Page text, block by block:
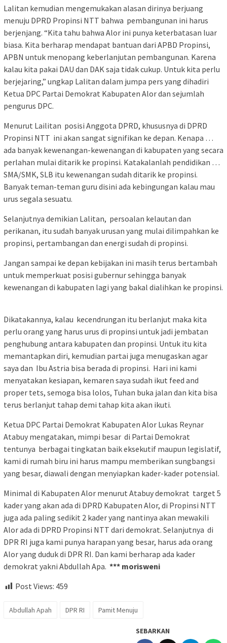
Lalitan kemudian mengemukakan alasan dirinya berjuang
menuju DPRD Propinsi NTT bahwa pembangunan ini harus
berjenjang. “Kita tahu bahwa Alor ini punya keterbatasan luar
biasa. Kita berharap mendapat bantuan dari APBD Propinsi,
APBN untuk menopang keberlanjutan pembangunan. Karena
kalau kita pakai DAU dan DAK saja tidak cukup. Untuk kita perlu
berjejaring,” ungkap Lalitan dalam jumpa pers yang dihadiri
Ketua DPC Partai Demokrat Kabupaten Alor dan sejumlah
pengurus DPC.
Menurut Lailitan posisi Anggota DPRD, khususnya di DPRD
Propinsi NTT ini akan sangat signifikan ke depan. Kenapa …
ada banyak kewenangan-kewenangan di kabupaten yang secara
perlahan mulai ditarik ke propinsi. Katakalanlah pendidikan …
SMA/SMK, SLB itu kewenangan sudah ditarik ke propinsi.
Banyak teman-teman guru disini ada kebingungan kalau mau
urus segala sesuatu.
Selanjutnya demikian Lalitan, persoalan kelautan dan
perikanan, itu sudah banyak urusan yang mulai dilimpahkan ke
propinsi, pertambangan dan energi sudah di propinsi.
Jangan sampai ke depan kebijakan ini masih terus bertambah
untuk memperkuat posisi gubernur sehingga banyak
kewenangan di kabupaten lagi yang bakal dialihkan ke propinsi.
Dikatakannya, kalau kecendrungan itu berlanjut maka kita
perlu orang yang harus urus di propinsi untuk jadi jembatan
penghubung antara kabupaten dan propinsi. Untuk itu kita
memantapkan diri, kemudian partai juga menugaskan agar
saya dan Ibu Astria bisa berada di propinsi. Hari ini kami
menyatakan kesiapan, kemaren saya sudah ikut feed and
proper tets, semoga bisa lolos, Tuhan buka jalan dan kita bisa
terus berlanjut tahap demi tahap kita akan ikuti.
Ketua DPC Partai Demokrat Kabupaten Alor Lukas Reynar
Atabuy mengatakan, mimpi besar di Partai Demokrat
tentunya berbagai tingkatan baik eksekutif maupun legislatif,
kami di rumah biru ini harus mampu memberikan sungbangsi
yang besar, diawali dengan menyiapkan kader-kader potensial.
Minimal di Kabupaten Alor menurut Atabuy demokrat target 5
kader yang akan ada di DPRD Kabupaten Alor, di Propinsi NTT
juga ada paling sedikit 2 kader yang nantinya akan mewakili
Alor ada di DPRD Propinsi NTT dari demokrat. Selanjutnya di
DPR RI juga kami punya harapan yang besar, harus ada orang
Alor yang duduk di DPR RI. Dan kami berharap ada kader
demokrat yakni Abdullah Apa. *** morisweni
Post Views: 459
Abdullah Apah DPR RI Pamit Menuju
SEBARKAN